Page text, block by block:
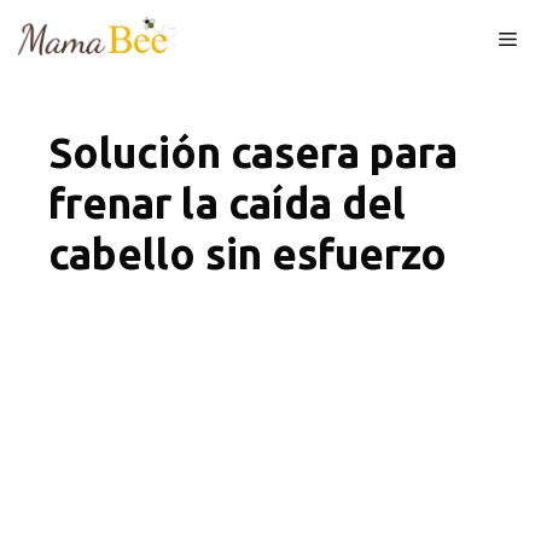
Solución casera para
frenar la caída del
cabello sin esfuerzo